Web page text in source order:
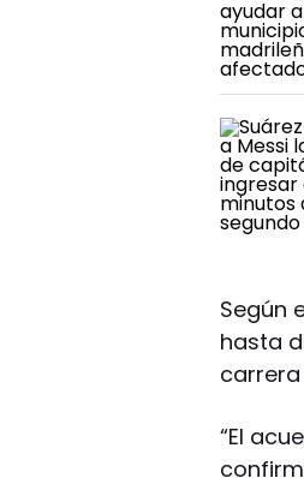
Según
hasta
carrera
“El